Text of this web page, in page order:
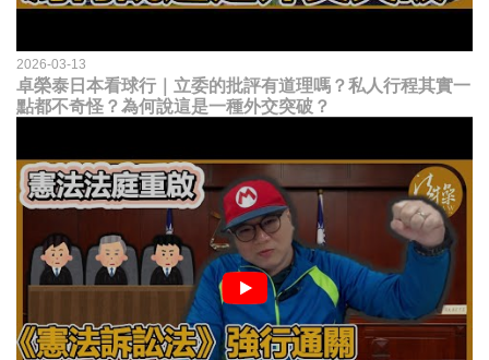
2026-03-13
卓榮泰日本看球行｜立委的批評有道理嗎？私人行程其實一
點都不奇怪？為何說這是一種外交突破？